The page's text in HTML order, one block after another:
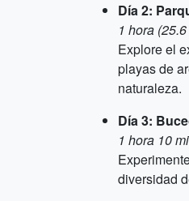
Día 2:
1 hora
Explore el
playas de
naturaleza.
Día 3:
1 hora 10
diversidad